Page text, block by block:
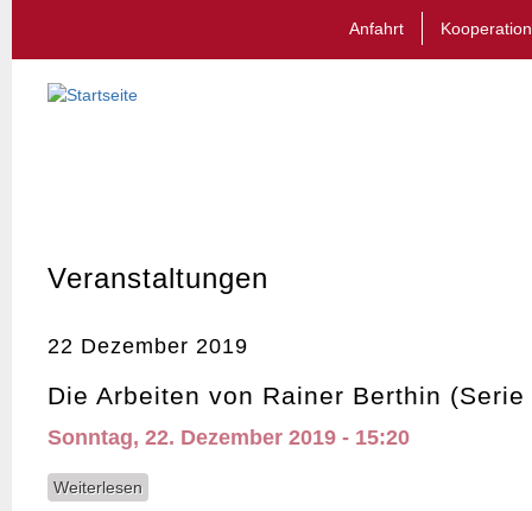
Anfahrt Kooperation
Veranstaltungen
22 Dezember 2019
Die Arbeiten von Rainer Berthin (Serie
Sonntag, 22. Dezember 2019 - 15:20
Weiterlesen